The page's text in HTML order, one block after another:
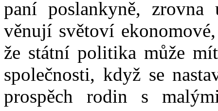
paní poslankyně,
věnují světoví
že státní politika může
společnosti, když se
prospěch rodin s